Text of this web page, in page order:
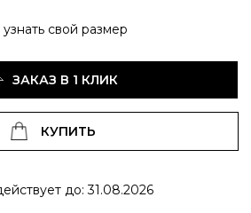
узнать свой размер
ЗАКАЗ В 1 КЛИК
КУПИТЬ
до: 31.08.2026